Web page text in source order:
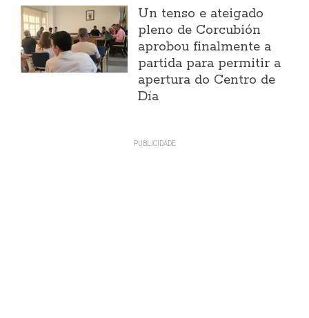
Un tenso e ateigado
pleno de Corcubión
aprobou finalmente a
partida para permitir a
apertura do Centro de
Día